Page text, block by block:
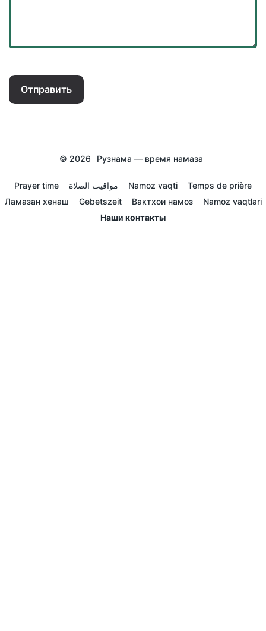
Отправить
© 2026 Рузнама — время намаза
Prayer time مواقيت الصلاة Namoz vaqti
Temps de prière
Ламазан хенаш
Gebetszeit Вактхои намоз
Namoz vaqtlari
Наши контакты